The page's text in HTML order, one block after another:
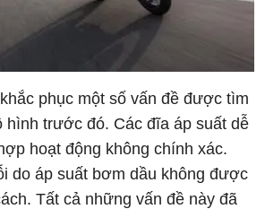
phục một số vấn đề được tìm
hình trước đó. Các đĩa áp suất dễ
hoạt động không chính xác.
do áp suất bơm dầu không được
Tất cả những vấn đề này đã